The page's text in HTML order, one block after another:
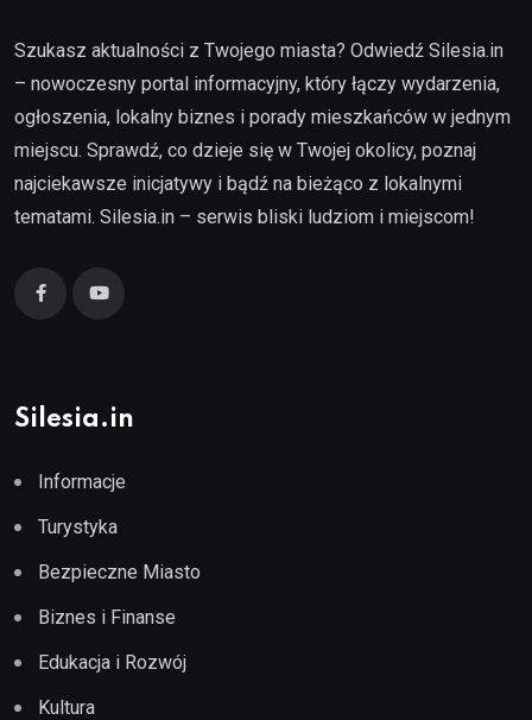
Szukasz aktualności z Twojego miasta? Odwiedź Silesia.in
– nowoczesny portal informacyjny, który łączy wydarzenia,
ogłoszenia, lokalny biznes i porady mieszkańców w jednym
miejscu. Sprawdź, co dzieje się w Twojej okolicy, poznaj
najciekawsze inicjatywy i bądź na bieżąco z lokalnymi
tematami. Silesia.in – serwis bliski ludziom i miejscom!
Silesia.in
Informacje
Turystyka
Bezpieczne Miasto
Biznes i Finanse
Edukacja i Rozwój
Kultura